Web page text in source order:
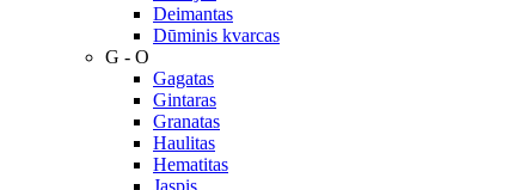
Deimantas
Dūminis kvarcas
G - O
Gagatas
Gintaras
Granatas
Haulitas
Hematitas
Jaspis